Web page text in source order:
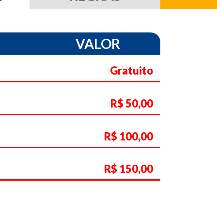
VALOR
Gratuito
R$ 50,00
R$ 100,00
R$ 150,00